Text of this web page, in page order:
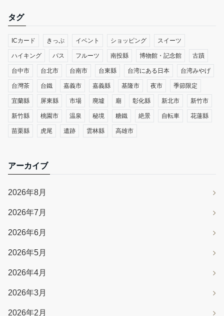
タグ
ICカード きっぷ イベント ショッピング スイーツ
ハイキング バス フルーツ 南投縣 博物館・記念館 古蹟
台中市 台北市 台南市 台東縣 台湾にある日本 台湾みやげ
台灣茶 台鐵 嘉義市 嘉義縣 基隆市 夜市 季節限定
宜蘭縣 屏東縣 市場 廃墟 廟 彰化縣 新北市 新竹市
新竹縣 桃園市 温泉 秘境 糖鐵 絶景 自転車 花蓮縣
苗栗縣 虎尾 遺跡 雲林縣 高雄市
アーカイブ
2026年8月
2026年7月
2026年6月
2026年5月
2026年4月
2026年3月
2026年2月